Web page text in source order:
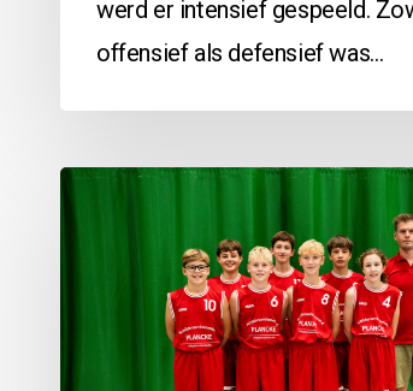
werd er intensief gespeeld.
offensief als defensief was…
G14A